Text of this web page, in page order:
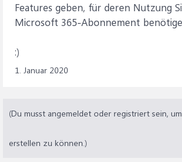
Features geben, für deren Nutzung
Microsoft 365-Abonnement
:)
1. Januar 2020
(Du musst angemeldet oder registriert sein,
erstellen zu können.)